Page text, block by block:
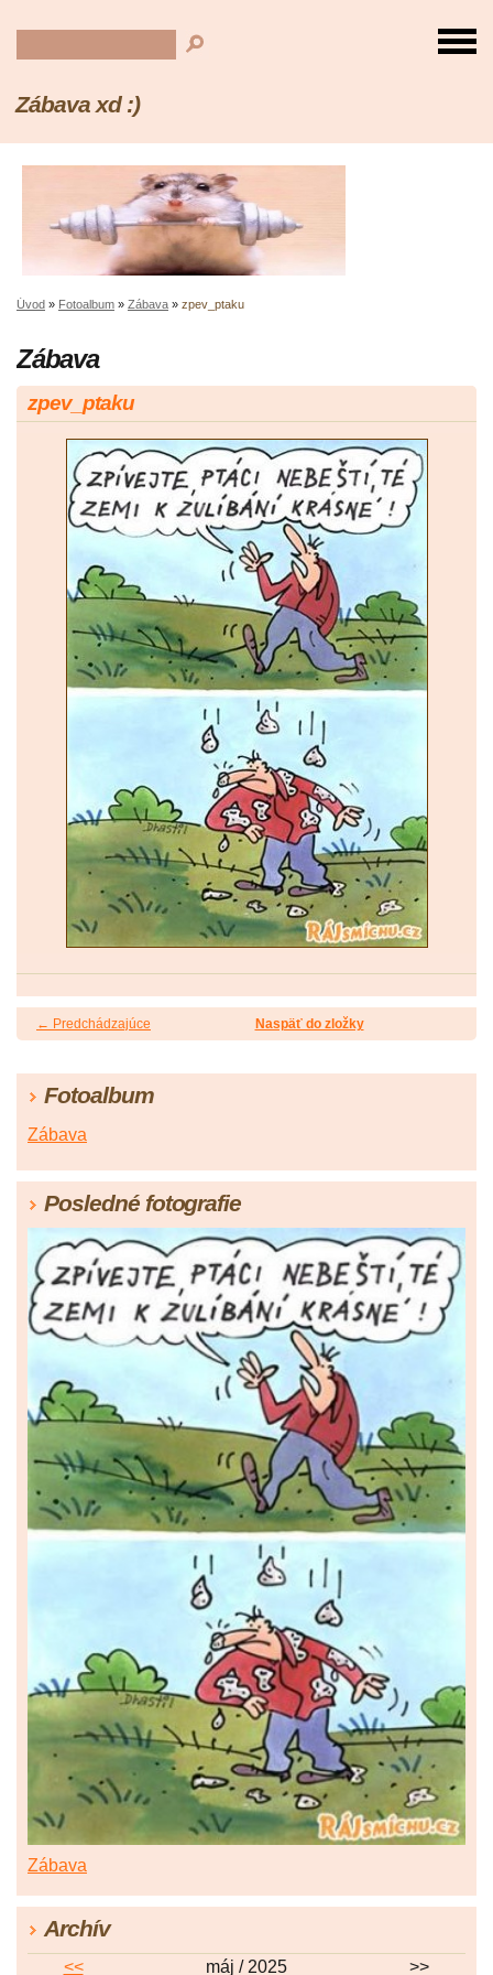
Zábava xd :)
Úvod » Fotoalbum » Zábava » zpev_ptaku
Zábava
zpev_ptaku
← Predchádzajúce Naspäť do zložky
Fotoalbum
Zábava
Posledné fotografie
Zábava
Archív
<< máj / 2025 >>